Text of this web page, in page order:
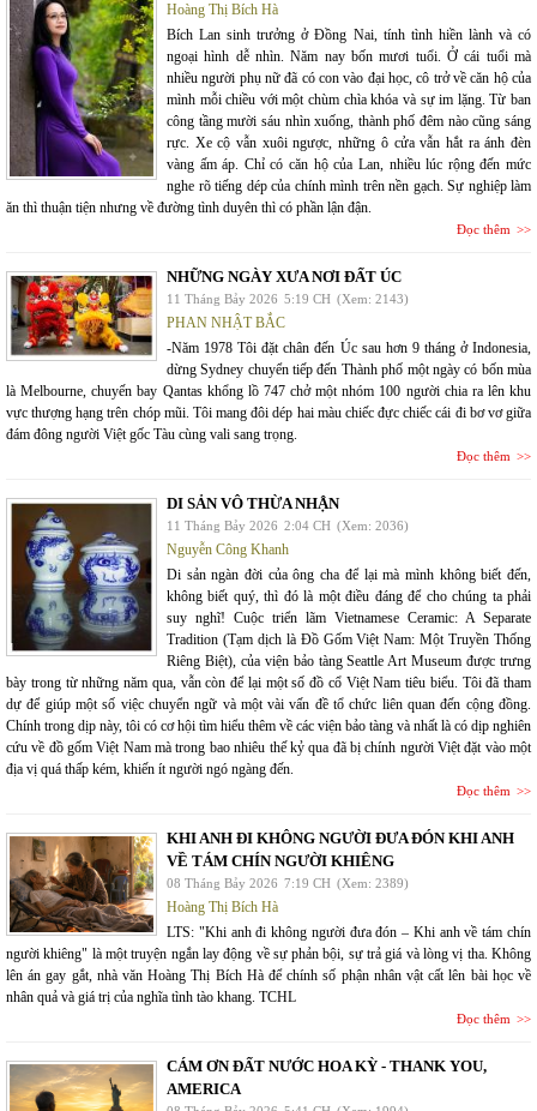
Hoàng Thị Bích Hà
Bích Lan sinh trưởng ở Đồng Nai, tính tình hiền lành và có
ngoại hình dễ nhìn. Năm nay bốn mươi tuổi. Ở cái tuổi mà
nhiều người phụ nữ đã có con vào đại học, cô trở về căn hộ của
mình mỗi chiều với một chùm chìa khóa và sự im lặng. Từ ban
công tầng mười sáu nhìn xuống, thành phố đêm nào cũng sáng
rực. Xe cộ vẫn xuôi ngược, những ô cửa vẫn hắt ra ánh đèn
vàng ấm áp. Chỉ có căn hộ của Lan, nhiều lúc rộng đến mức
nghe rõ tiếng dép của chính mình trên nền gạch. Sự nghiệp làm
ăn thì thuận tiện nhưng về đường tình duyên thì có phần lận đận.
Đọc thêm
NHỮNG NGÀY XƯA NƠI ĐẤT ÚC
11 Tháng Bảy 2026 5:19 CH (Xem: 2143)
PHAN NHẬT BẮC
-Năm 1978 Tôi đặt chân đến Úc sau hơn 9 tháng ở Indonesia,
dừng Sydney chuyển tiếp đến Thành phố một ngày có bốn mùa
là Melbourne, chuyến bay Qantas khổng lồ 747 chở một nhóm 100 người chia ra lên khu
vực thượng hạng trên chóp mũi. Tôi mang đôi dép hai màu chiếc đực chiếc cái đi bơ vơ giữa
đám đông người Việt gốc Tàu cùng vali sang trọng.
Đọc thêm
DI SẢN VÔ THỪA NHẬN
11 Tháng Bảy 2026 2:04 CH (Xem: 2036)
Nguyễn Công Khanh
Di sản ngàn đời của ông cha để lại mà mình không biết đến,
không biết quý, thì đó là một điều đáng để cho chúng ta phải
suy nghĩ! Cuộc triển lãm Vietnamese Ceramic: A Separate
Tradition (Tạm dịch là Đồ Gốm Việt Nam: Một Truyền Thống
Riêng Biệt), của viện bảo tàng Seattle Art Museum được trưng
bày trong từ những năm qua, vẫn còn để lại một số đồ cổ Việt Nam tiêu biểu. Tôi đã tham
dự để giúp một số việc chuyển ngữ và một vài vấn đề tổ chức liên quan đến cộng đồng.
Chính trong dịp này, tôi có cơ hội tìm hiểu thêm về các viện bảo tàng và nhất là có dịp nghiên
cứu về đồ gốm Việt Nam mà trong bao nhiêu thế kỷ qua đã bị chính người Việt đặt vào một
địa vị quá thấp kém, khiến ít người ngó ngàng đến.
Đọc thêm
KHI ANH ĐI KHÔNG NGƯỜI ĐƯA ĐÓN KHI ANH
VỀ TÁM CHÍN NGƯỜI KHIÊNG
08 Tháng Bảy 2026 7:19 CH (Xem: 2389)
Hoàng Thị Bích Hà
LTS: "Khi anh đi không người đưa đón – Khi anh về tám chín
người khiêng" là một truyện ngắn lay động về sự phản bội, sự trả giá và lòng vị tha. Không
lên án gay gắt, nhà văn Hoàng Thị Bích Hà để chính số phận nhân vật cất lên bài học về
nhân quả và giá trị của nghĩa tình tào khang. TCHL
Đọc thêm
CÁM ƠN ĐẤT NƯỚC HOA KỲ - THANK YOU,
AMERICA